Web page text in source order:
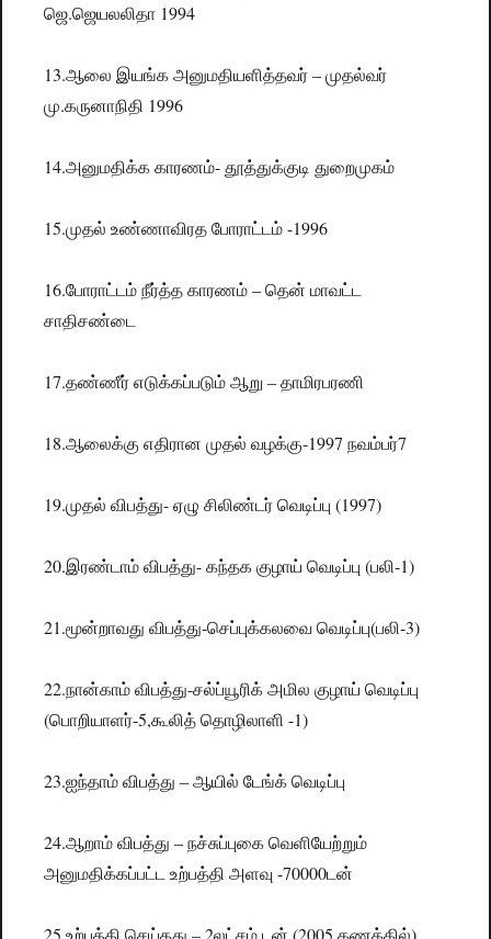
ஜெ.ஜெயலலிதா 1994
13.ஆலை இயங்க அனுமதியளித்தவர் – முதல்வர்
மு.கருனாநிதி 1996
14.அனுமதிக்க காரணம்- தூத்துக்குடி துறைமுகம்
15.முதல் உண்ணாவிரத போராட்டம் -1996
16.போராட்டம் நீர்த்த காரணம் – தென் மாவட்ட
சாதிசண்டை
17.தண்ணீர் எடுக்கப்படும் ஆறு – தாமிரபரணி
18.ஆலைக்கு எதிரான முதல் வழக்கு-1997 நவம்பர்7
19.முதல் விபத்து- ஏழு சிலிண்டர் வெடிப்பு (1997)
20.இரண்டாம் விபத்து- கந்தக குழாய் வெடிப்பு (பலி-1)
21.மூன்றாவது விபத்து-செப்புக்கலவை வெடிப்பு(பலி-3)
22.நான்காம் விபத்து-சல்ப்யூரிக் அமில குழாய் வெடிப்பு
(பொறியாளர்-5,கூலித் தொழிலாளி -1)
23.ஐந்தாம் விபத்து – ஆயில் டேங்க் வெடிப்பு
24.ஆறாம் விபத்து – நச்சுப்புகை வெளியேற்றும்
அனுமதிக்கப்பட்ட உற்பத்தி அளவு -70000டன்